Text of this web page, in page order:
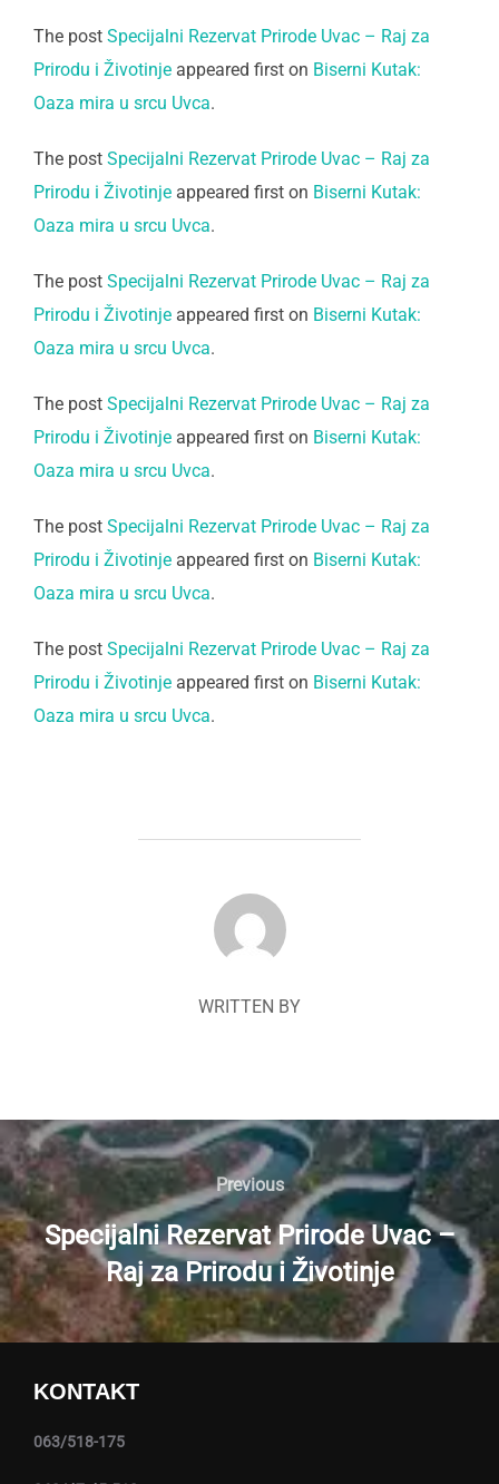
The post Specijalni Rezervat Prirode Uvac – Raj za
Prirodu i Životinje appeared first on Biserni Kutak:
Oaza mira u srcu Uvca.
The post Specijalni Rezervat Prirode Uvac – Raj za
Prirodu i Životinje appeared first on Biserni Kutak:
Oaza mira u srcu Uvca.
The post Specijalni Rezervat Prirode Uvac – Raj za
Prirodu i Životinje appeared first on Biserni Kutak:
Oaza mira u srcu Uvca.
The post Specijalni Rezervat Prirode Uvac – Raj za
Prirodu i Životinje appeared first on Biserni Kutak:
Oaza mira u srcu Uvca.
The post Specijalni Rezervat Prirode Uvac – Raj za
Prirodu i Životinje appeared first on Biserni Kutak:
Oaza mira u srcu Uvca.
The post Specijalni Rezervat Prirode Uvac – Raj za
Prirodu i Životinje appeared first on Biserni Kutak:
Oaza mira u srcu Uvca.
POST AUTHOR
WRITTEN BY
Navigacija
članaka
Previous
Previous
Specijalni Rezervat Prirode Uvac –
Raj za Prirodu i Životinje
KONTAKT
063/518-175